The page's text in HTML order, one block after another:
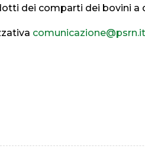
dei comparti dei bovini a
comunicazione@psrn.it